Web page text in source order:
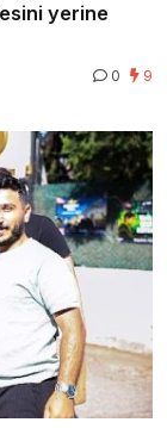
yerine
0 9